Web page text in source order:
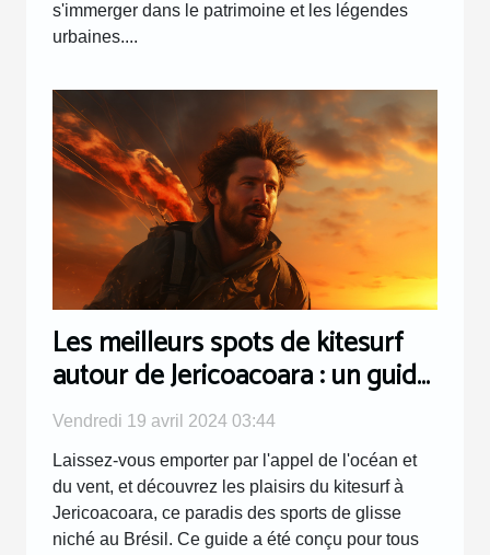
s'immerger dans le patrimoine et les légendes
urbaines....
Les meilleurs spots de kitesurf
autour de Jericoacoara : un guide
complet
Vendredi 19 avril 2024 03:44
Laissez-vous emporter par l'appel de l'océan et
du vent, et découvrez les plaisirs du kitesurf à
Jericoacoara, ce paradis des sports de glisse
niché au Brésil. Ce guide a été conçu pour tous